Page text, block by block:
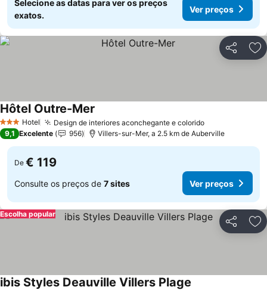
Selecione as datas para ver os preços
exatos.
Ver preços
Partilhar
3 EstrelasHotel Design de interiores aconchegante e colorido
Hôtel Outre-Mer
9,1 Excelente 956 Villers-sur-Mer, a 2.5 km de Auberville
De € 119
Consulte os preços de 7 sites Ver preços
Partilhar
Escolha popular
ibis Styles Deauville Villers Plage